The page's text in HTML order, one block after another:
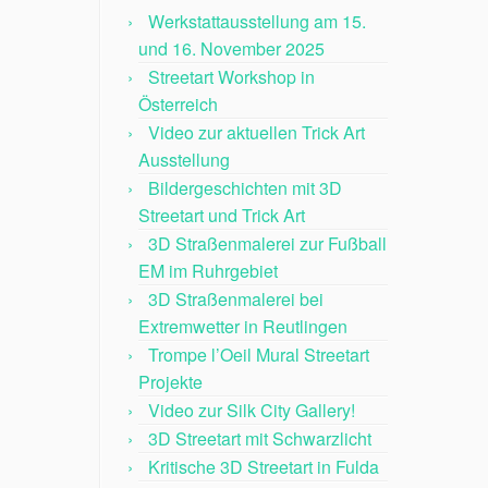
Werkstattausstellung am 15.
und 16. November 2025
Streetart Workshop in
Österreich
Video zur aktuellen Trick Art
Ausstellung
Bildergeschichten mit 3D
Streetart und Trick Art
3D Straßenmalerei zur Fußball
EM im Ruhrgebiet
3D Straßenmalerei bei
Extremwetter in Reutlingen
Trompe l’Oeil Mural Streetart
Projekte
Video zur Silk City Gallery!
3D Streetart mit Schwarzlicht
Kritische 3D Streetart in Fulda